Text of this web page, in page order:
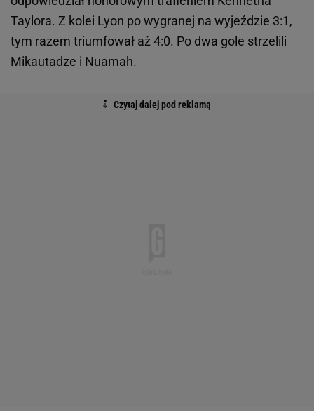
Taylora. Z kolei Lyon po wygranej na wyjeździe 3:1,
tym razem triumfował aż 4:0. Po dwa gole strzelili
Mikautadze i Nuamah.